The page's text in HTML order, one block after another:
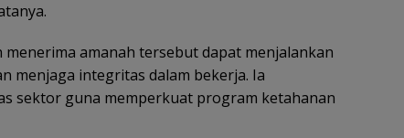
amanah tersebut dapat menjalankan
menjaga integritas dalam bekerja. Ia
sektor guna memperkuat program ketahanan